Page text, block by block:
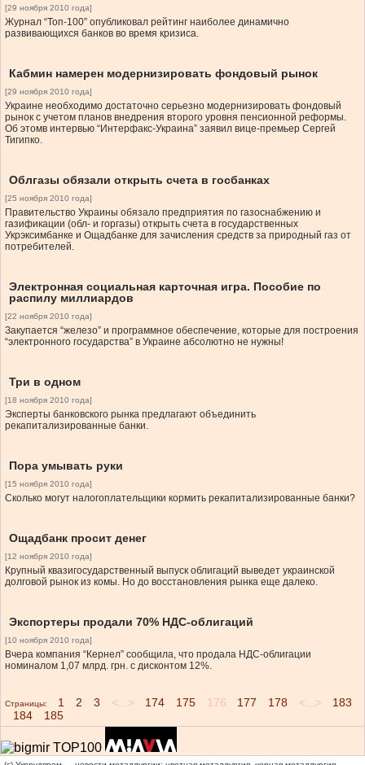
[29 ноября 2010 года]
Журнал “Топ-100” опубликовал рейтинг наиболее динамично
развивающихся банков во время кризиса.
Кабмин намерен модернизировать фондовый рынок
[29 ноября 2010 года]
Украине необходимо достаточно серьезно модернизировать фондовый
рынок с учетом планов внедрения второго уровня пенсионной реформы.
Об этомв интервью “Интерфакс-Украина” заявил вице-премьер Сергей
Тигипко.
Облгазы обязали открыть счета в госбанках
[25 ноября 2010 года]
Правительство Украины обязало предприятия по газоснабжению и
газификации (обл- и горгазы) открыть счета в государственных
Укрэксимбанке и Ощадбанке для зачисления средств за природный газ от
потребителей.
Электронная социальная карточная игра. Пособие по
распилу миллиардов
[22 ноября 2010 года]
Закупается “железо” и программное обеспечение, которые для построения
“электронного государства” в Украине абсолютно не нужны!
Три в одном
[18 ноября 2010 года]
Эксперты банковского рынка предлагают объединить
рекапитализированные банки.
Пора умывать руки
[15 ноября 2010 года]
Сколько могут налогоплательщики кормить рекапитализированные банки?
Ощадбанк просит денег
[12 ноября 2010 года]
Крупный квазигосударственный выпуск облигаций выведет украинской
долговой рынок из комы. Но до восстановления рынка еще далеко.
Экспортеры продали 70% НДС-облигаций
[10 ноября 2010 года]
Вчера компания “Кернел” сообщила, что продала НДС-облигации
номиналом 1,07 млрд. грн. с дисконтом 12%.
Страницы: 1 2 3 <...> 174 175 176 177 178 <...>
183
184
185